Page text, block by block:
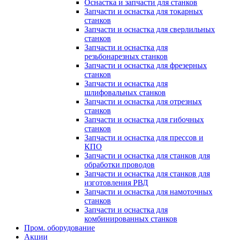
Оснастка и запчасти для станков
Запчасти и оснастка для токарных
станков
Запчасти и оснастка для сверлильных
станков
Запчасти и оснастка для
резьбонарезных станков
Запчасти и оснастка для фрезерных
станков
Запчасти и оснастка для
шлифовальных станков
Запчасти и оснастка для отрезных
станков
Запчасти и оснастка для гибочных
станков
Запчасти и оснастка для прессов и
КПО
Запчасти и оснастка для станков для
обработки проводов
Запчасти и оснастка для станков для
изготовления РВД
Запчасти и оснастка для намоточных
станков
Запчасти и оснастка для
комбинированных станков
Пром. оборудование
Акции